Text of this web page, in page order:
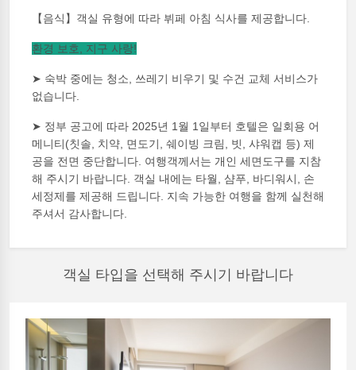
【음식】객실 유형에 따라 뷔페 아침 식사를 제공합니다.
환경 보호, 지구 사랑!
➤ 숙박 중에는 청소, 쓰레기 비우기 및 수건 교체 서비스가
없습니다.
➤ 정부 공고에 따라 2025년 1월 1일부터 호텔은 일회용 어
메니티(칫솔, 치약, 면도기, 쉐이빙 크림, 빗, 샤워캡 등) 제
공을 전면 중단합니다. 여행객께서는 개인 세면도구를 지참
해 주시기 바랍니다. 객실 내에는 타월, 샴푸, 바디워시, 손
세정제를 제공해 드립니다. 지속 가능한 여행을 함께 실천해
주셔서 감사합니다.
객실 타입을 선택해 주시기 바랍니다